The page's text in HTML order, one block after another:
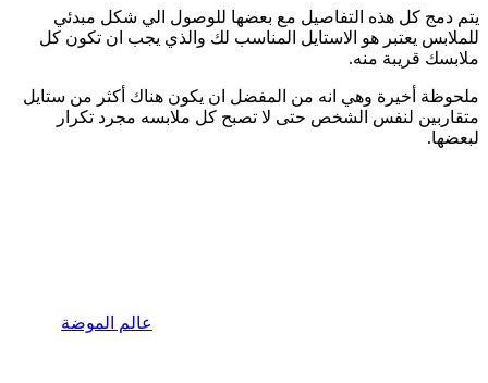
يتم دمج كل هذه التفاصيل مع بعضها للوصول الي شكل مبدئي
للملابس يعتبر هو الاستايل المناسب لك والذي يجب ان تكون كل
ملابسك قريبة منه.
ملحوظة أخيرة وهي انه من المفضل ان يكون هناك أكثر من ستايل
متقاربين لنفس الشخص حتى لا تصبح كل ملابسه مجرد تكرار
لبعضها.
عالم الموضة